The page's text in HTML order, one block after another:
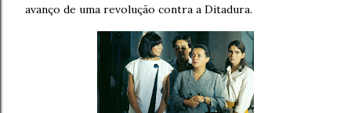
avanço de uma revolução contra a Ditadura.